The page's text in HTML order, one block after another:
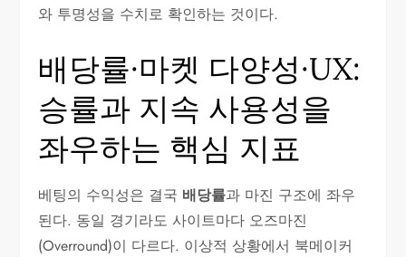
와 투명성을 수치로 확인하는 것이다.
배당률·마켓 다양성·UX:
승률과 지속 사용성을
좌우하는 핵심 지표
베팅의 수익성은 결국 배당률과 마진 구조에 좌우
된다. 동일 경기라도 사이트마다 오즈마진
(Overround)이 다르다. 이상적 상황에서 북메이커